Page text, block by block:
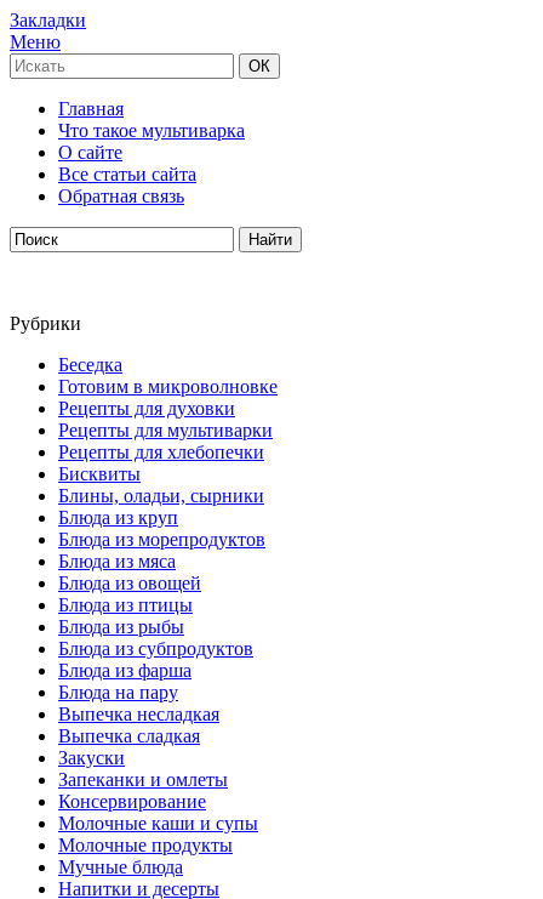
Закладки
Меню
Главная
Что такое мультиварка
О сайте
Все статьи сайта
Обратная связь
Рубрики
Беседка
Готовим в микроволновке
Рецепты для духовки
Рецепты для мультиварки
Рецепты для хлебопечки
Бисквиты
Блины, оладьи, сырники
Блюда из круп
Блюда из морепродуктов
Блюда из мяса
Блюда из овощей
Блюда из птицы
Блюда из рыбы
Блюда из субпродуктов
Блюда из фарша
Блюда на пару
Выпечка несладкая
Выпечка сладкая
Закуски
Запеканки и омлеты
Консервирование
Молочные каши и супы
Молочные продукты
Мучные блюда
Напитки и десерты